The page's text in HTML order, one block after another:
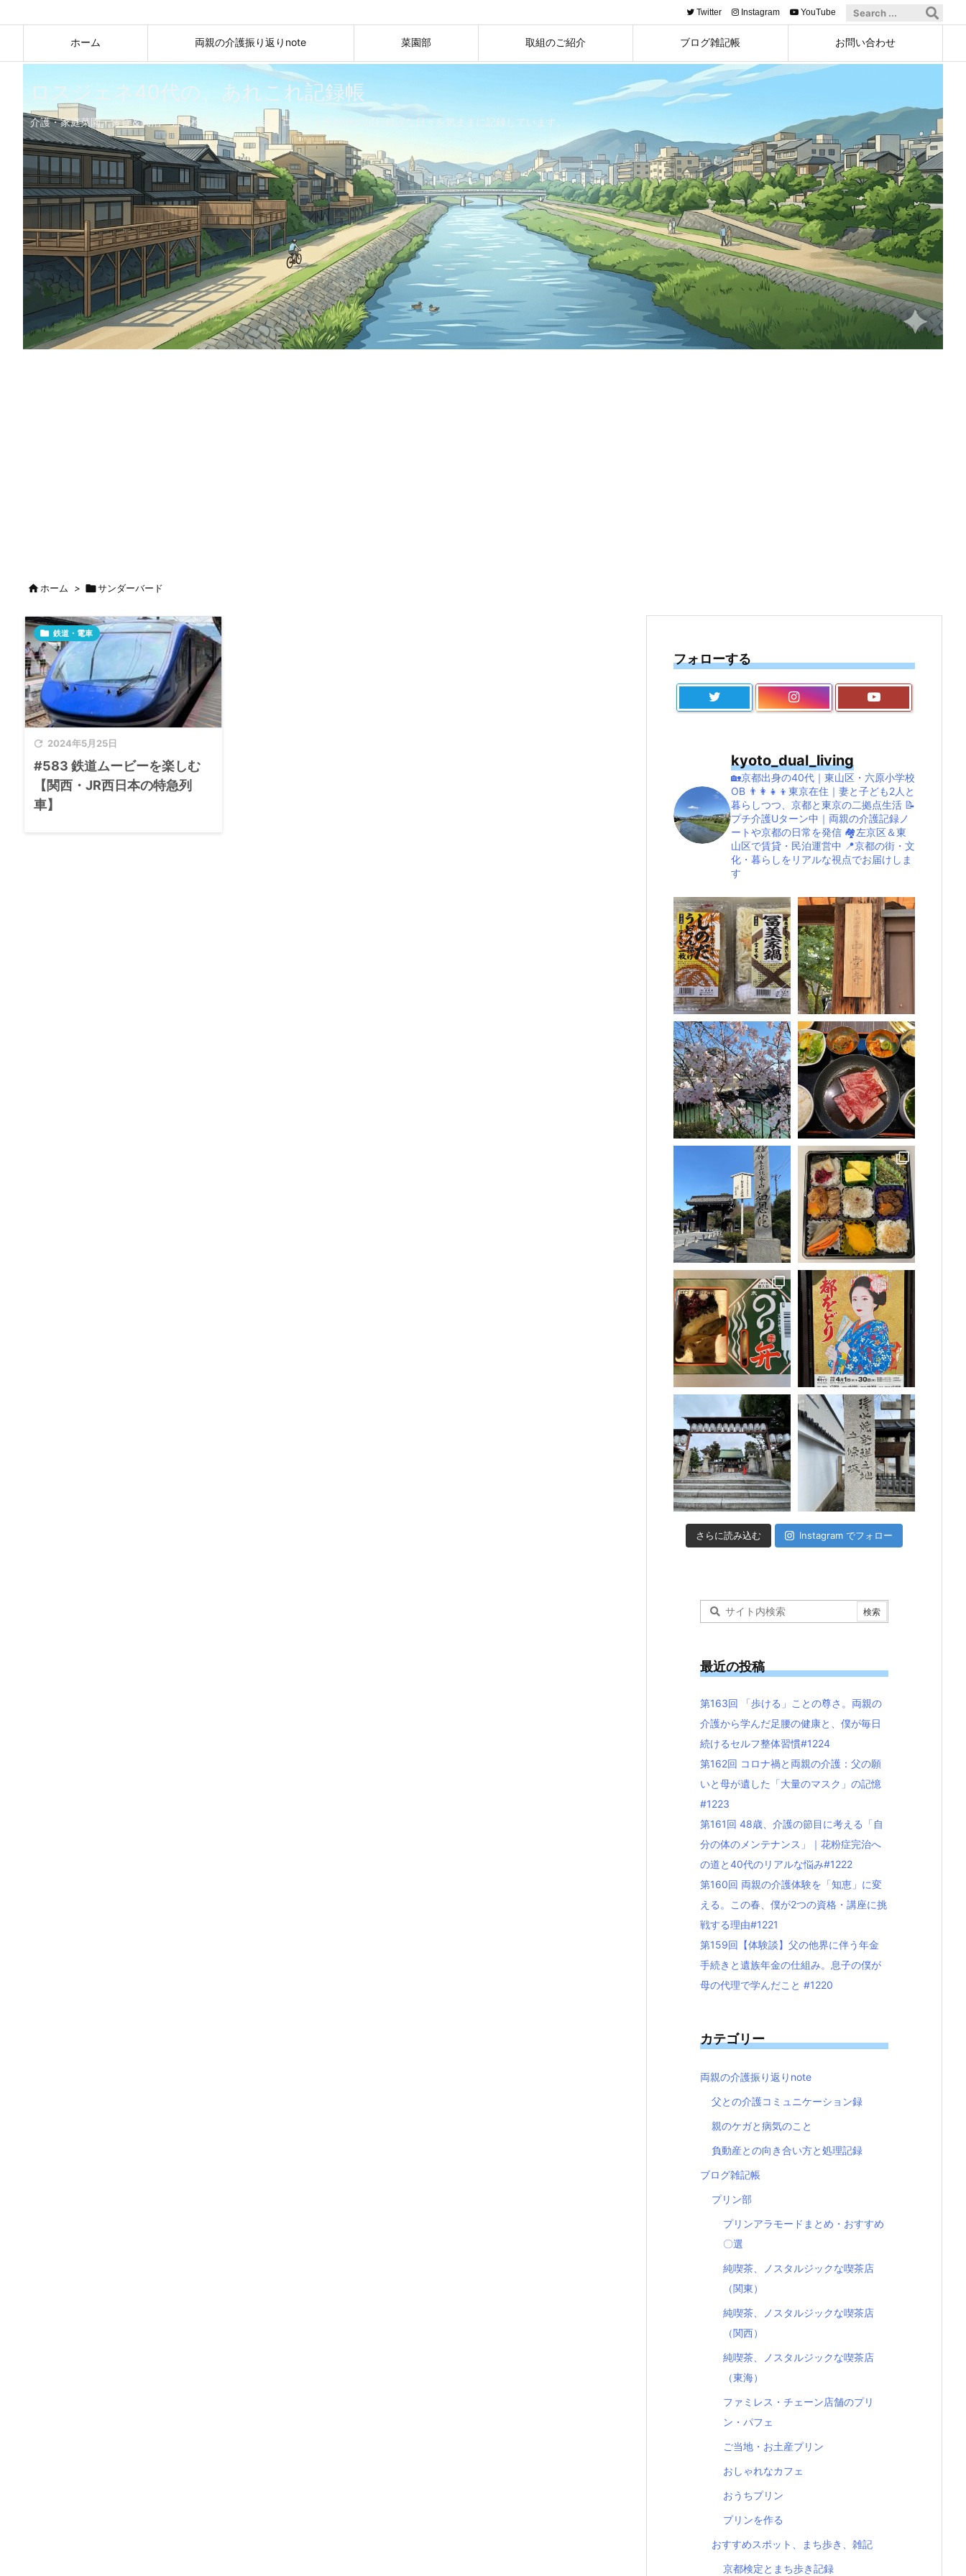
ホーム 両親の介護振り返りnote 菜園部 取組のご紹介 ブログ雑記帳 お問い合わせ
Twitter Instagram YouTube
ロスジェネ40代の、あれこれ記録帳
介護・家庭菜園・賃貸＆民泊・京都検定・プリン好き。ロスジェネ40代の試行錯誤な日々を気ままに記録しています。
ホーム > サンダーバード
 2024年5月25日
 鉄道・電車
#583 鉄道ムービーを楽しむ
【関西・JR西日本の特急列
車】
フォローする
kyoto_dual_living
🏡京都出身の40代｜東山区・六原小学校
OB 👨‍👩‍👧‍👦東京在住｜妻と子ども2人と
暮らしつつ、京都と東京の二拠点生活 📝
プチ介護Uターン中｜両親の介護記録ノ
ートや京都の日常を発信 🏘左京区＆東
山区で賃貸・民泊運営中 📍京都の街・文
化・暮らしをリアルな視点でお届けしま
す
さらに読み込む Instagram でフォロー
最近の投稿
第163回 「歩ける」ことの尊さ。両親の
介護から学んだ足腰の健康と、僕が毎日
続けるセルフ整体習慣#1224
第162回 コロナ禍と両親の介護：父の願
いと母が遺した「大量のマスク」の記憶
#1223
第161回 48歳、介護の節目に考える「自
分の体のメンテナンス」｜花粉症完治へ
の道と40代のリアルな悩み#1222
第160回 両親の介護体験を「知恵」に変
える。この春、僕が2つの資格・講座に挑
戦する理由#1221
第159回【体験談】父の他界に伴う年金
手続きと遺族年金の仕組み。息子の僕が
母の代理で学んだこと #1220
カテゴリー
両親の介護振り返りnote
父との介護コミュニケーション録
親のケガと病気のこと
負動産との向き合い方と処理記録
ブログ雑記帳
プリン部
プリンアラモードまとめ・おすすめ
〇選
純喫茶、ノスタルジックな喫茶店
（関東）
純喫茶、ノスタルジックな喫茶店
（関西）
純喫茶、ノスタルジックな喫茶店
（東海）
ファミレス・チェーン店舗のプリ
ン・パフェ
ご当地・お土産プリン
おしゃれなカフェ
おうちプリン
プリンを作る
おすすめスポット、まち歩き、雑記
京都検定とまち歩き記録